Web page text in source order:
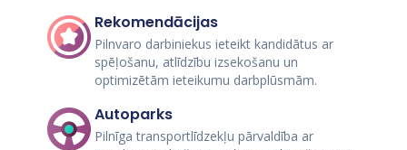
Rekomendācijas
Pilnvaro darbiniekus ieteikt kandidātus ar
spēļošanu, atlīdzību izsekošanu un
optimizētām ieteikumu darbplūsmām.
Autoparks
Pilnīga transportlīdzekļu pārvaldība ar